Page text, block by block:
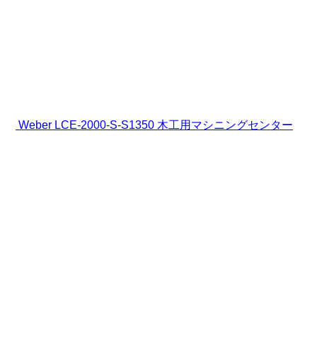
Weber LCE-2000-S-S1350 木工用マシニングセンター